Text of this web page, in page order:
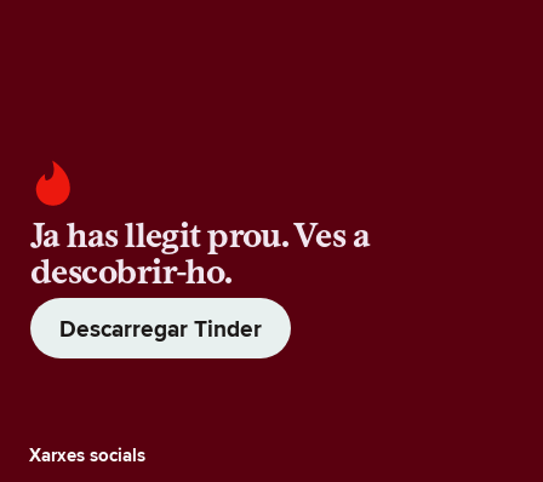
Ja has llegit prou. Ves a
descobrir-ho.
Descarregar Tinder
Xarxes socials